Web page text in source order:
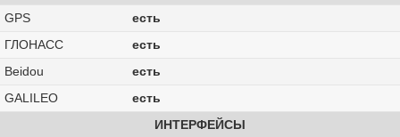
GPS
есть
ГЛОНАСС
есть
Beidou
есть
GALILEO
есть
ИНТЕРФЕЙСЫ